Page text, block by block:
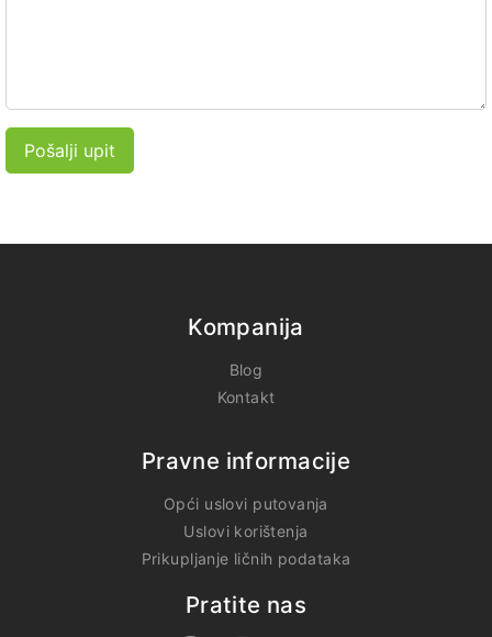
Pošalji upit
Kompanija
Blog
Kontakt
Pravne informacije
Opći uslovi putovanja
Uslovi korištenja
Prikupljanje ličnih podataka
Pratite nas